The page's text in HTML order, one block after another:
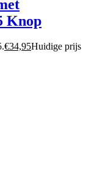
Knop
€34,95Huidige prijs